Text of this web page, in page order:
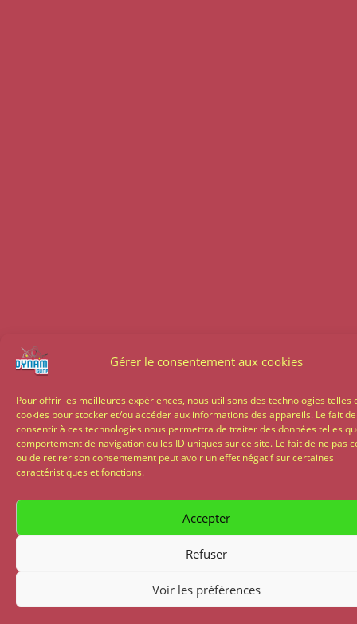
Gérer le consentement aux cookies
Pour offrir les meilleures expériences, nous utilisons des technologies telles
cookies pour stocker et/ou accéder aux informations des appareils. Le fait de
consentir à ces technologies nous permettra de traiter des données telles
comportement de navigation ou les ID uniques sur ce site. Le fait de ne pas
ou de retirer son consentement peut avoir un effet négatif sur certaines
caractéristiques et fonctions.
Accepter
Refuser
Voir les préférences